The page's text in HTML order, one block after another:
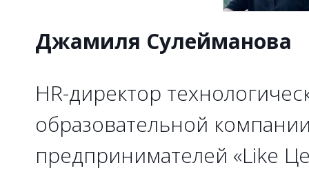
Джамиля Сулейманова
HR-директор
образовательной
предпринимателей «Like